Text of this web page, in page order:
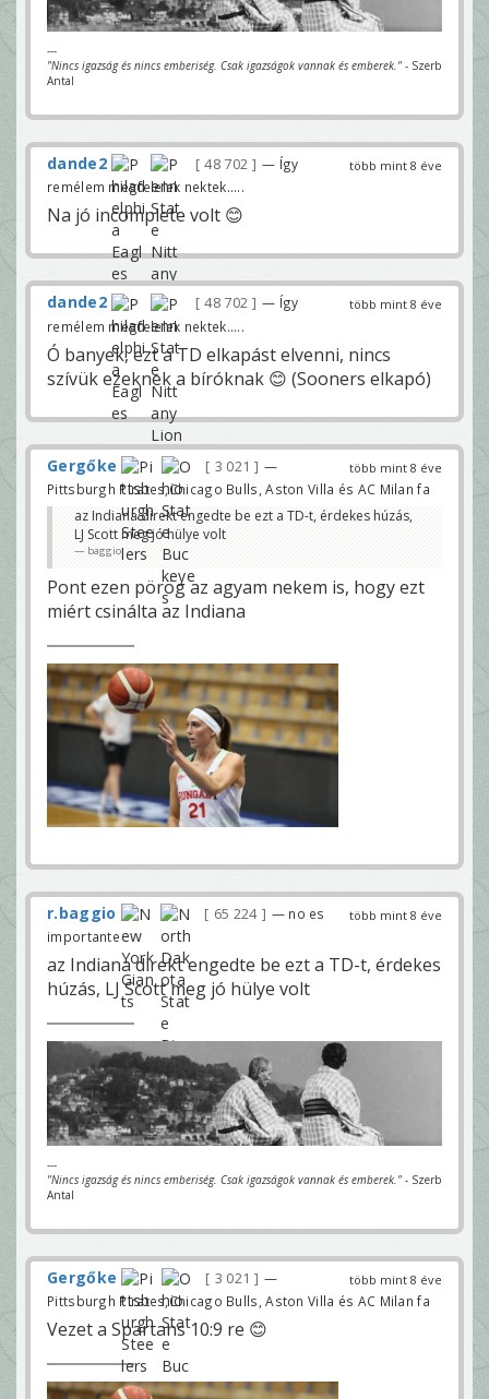
---
"Nincs igazság és nincs emberiség. Csak igazságok vannak és emberek." - Szerb
Antal
több mint 8 éve
dande2 48 702
— Így
remélem megfelelek nektek.....
Na jó incomplete volt 😊
több mint 8 éve
dande2 48 702
— Így
remélem megfelelek nektek.....
Ó banyek, ezt a TD elkapást elvenni, nincs
szívük ezeknek a bíróknak 😊 (Sooners elkapó)
több mint 8 éve
Gergőke 3 021
—
Pittsburgh Pirates,Chicago Bulls, Aston Villa és AC Milan fa
az Indiana direkt engedte be ezt a TD-t, érdekes húzás,
LJ Scott meg jó hülye volt
baggio
Pont ezen pörög az agyam nekem is, hogy ezt
miért csinálta az Indiana
több mint 8 éve
r.baggio 65 224
— no es
importante
az Indiana direkt engedte be ezt a TD-t, érdekes
húzás, LJ Scott meg jó hülye volt
---
"Nincs igazság és nincs emberiség. Csak igazságok vannak és emberek." - Szerb
Antal
több mint 8 éve
Gergőke 3 021
—
Pittsburgh Pirates,Chicago Bulls, Aston Villa és AC Milan fa
Vezet a Spartans 10:9 re 😊